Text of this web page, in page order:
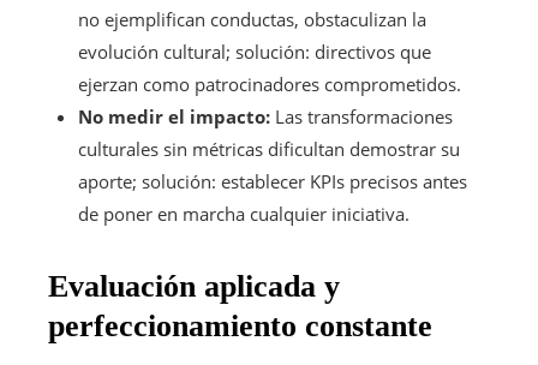
no ejemplifican conductas, obstaculizan la
evolución cultural; solución: directivos que
ejerzan como patrocinadores comprometidos.
No medir el impacto: Las transformaciones
culturales sin métricas dificultan demostrar su
aporte; solución: establecer KPIs precisos antes
de poner en marcha cualquier iniciativa.
Evaluación aplicada y
perfeccionamiento constante